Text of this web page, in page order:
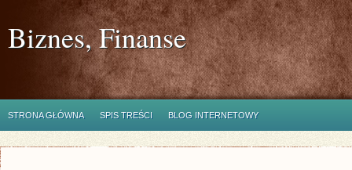
Biznes, Finanse
STRONA GŁÓWNA SPIS TREŚCI BLOG INTERNETOWY